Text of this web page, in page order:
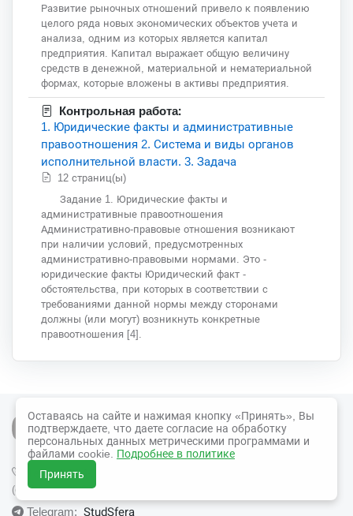
Развитие рыночных отношений привело к появлению
целого ряда новых экономических объектов учета и
анализа, одним из которых является капитал
предприятия. Капитал выражает общую величину
средств в денежной, материальной и нематериальной
формах, которые вложены в активы предприятия.
Контрольная работа:
1. Юридические факты и административные
правоотношения 2. Система и виды органов
исполнительной власти. 3. Задача
12 страниц(ы)
Задание 1. Юридические факты и
административные правоотношения
Административно-правовые отношения возникают
при наличии условий, предусмотренных
административно-правовыми нормами. Это -
юридические факты Юридический факт -
обстоятельства, при которых в соответствии с
требованиями данной нормы между сторонами
должны (или могут) возникнуть конкретные
правоотношения [4].
Тел.: 8-804-333-71-05
(с 10-00 до 20-00 МСК)
Telegram: StudSfera
Оставаясь на сайте и нажимая кнопку «Принять», Вы
подтверждаете, что даете согласие на обработку
персональных данных метрическими программами и
файлами cookie. Подробнее в политике
Принять